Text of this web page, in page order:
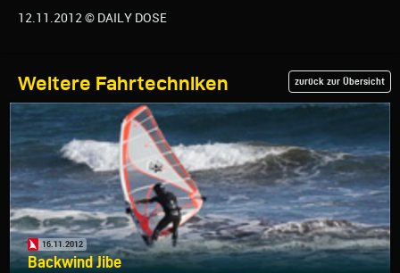
12.11.2012 © DAILY DOSE
Weitere Fahrtechniken zurück zur Übersicht
16.11.2012
Backwind Jibe